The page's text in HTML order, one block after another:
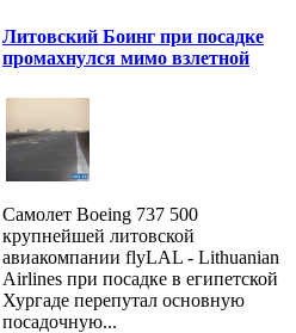
Литовский Боинг при посадке
промахнулся мимо взлетной
Самолет Boeing 737 500
крупнейшей литовской
авиакомпании flyLAL - Lithuanian
Airlines при посадке в египетской
Хургаде перепутал основную
посадочную...